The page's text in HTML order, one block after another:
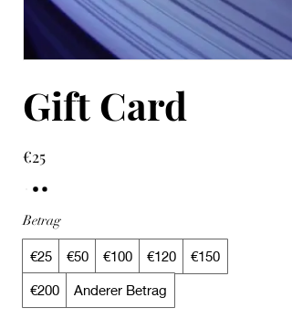
Gift Card
€25
Betrag
€25 €50 €100 €120 €150
€200 Anderer Betrag